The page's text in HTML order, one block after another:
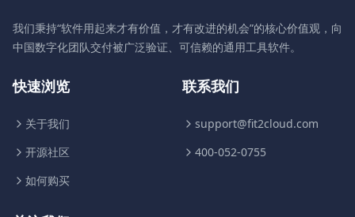
我们秉持“软件用起来才有价值，才有改进的机会”的核心价值观，向
中国数字化团队交付被广泛验证、可信赖的通用工具软件。
快速浏览
关于我们
开源社区
如何购买
联系我们
support@fit2cloud.com
400-052-0755